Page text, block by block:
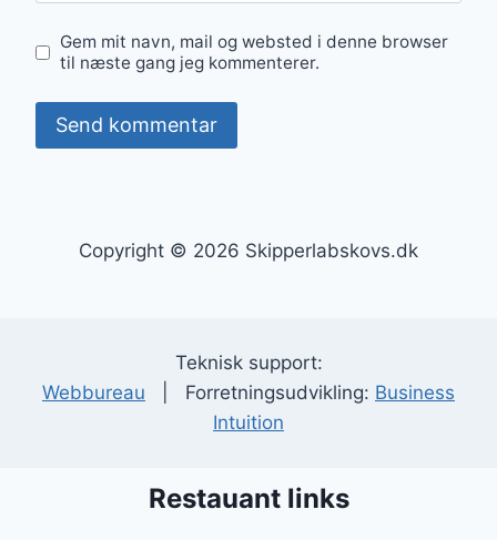
Gem mit navn, mail og websted i denne browser
til næste gang jeg kommenterer.
Copyright © 2026 Skipperlabskovs.dk
Teknisk support:
Webbureau | Forretningsudvikling: Business
Intuition
Restauant links